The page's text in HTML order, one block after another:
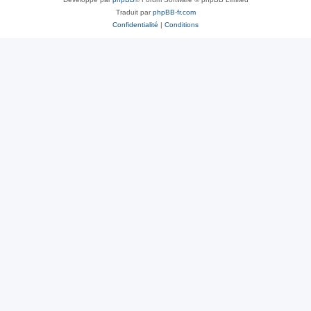
Traduit parphpBB-fr.com
Confidentialité | Conditions